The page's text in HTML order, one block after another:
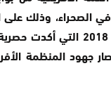
في الصحراء، وذلك
قمة انواكشوط سنة 2018
جهود المنظمة